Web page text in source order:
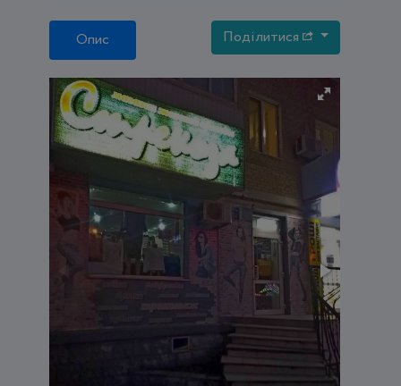
Опис Поділитися